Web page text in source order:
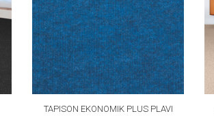
TAPISON EKONOMIK PLUS PLAVI